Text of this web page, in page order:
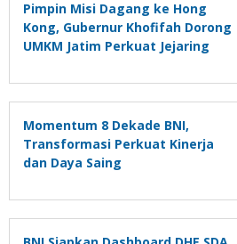
Pimpin Misi Dagang ke Hong
Kong, Gubernur Khofifah Dorong
UMKM Jatim Perkuat Jejaring
Momentum 8 Dekade BNI,
Transformasi Perkuat Kinerja
dan Daya Saing